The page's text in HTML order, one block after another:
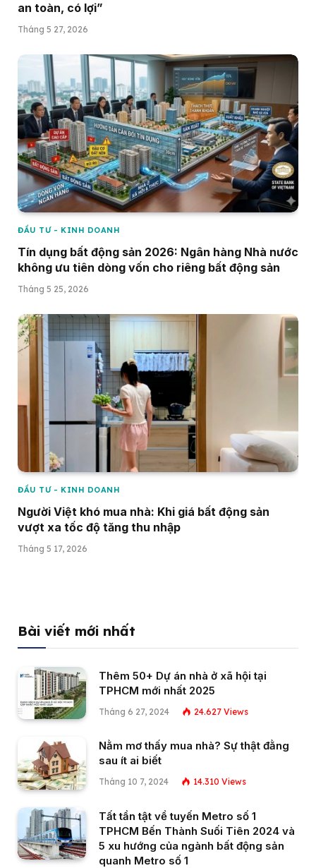
an toàn, có lợi”
Tháng 5 27, 2026
ĐẦU TƯ - KINH DOANH
Tín dụng bất động sản 2026: Ngân hàng Nhà nước
không ưu tiên dòng vốn cho riêng bất động sản
Tháng 5 25, 2026
ĐẦU TƯ - KINH DOANH
Người Việt khó mua nhà: Khi giá bất động sản
vượt xa tốc độ tăng thu nhập
Tháng 5 17, 2026
Bài viết mới nhất
Thêm 50+ Dự án nhà ở xã hội tại
TPHCM mới nhất 2025
Tháng 6 27, 2024 24.627 Views
Nằm mơ thấy mua nhà? Sự thật đằng
sau ít ai biết
Tháng 10 7, 2024 14.310 Views
Tất tần tật về tuyến Metro số 1
TPHCM Bến Thành Suối Tiên 2024 và
5 xu hướng của ngành bất động sản
quanh Metro số 1